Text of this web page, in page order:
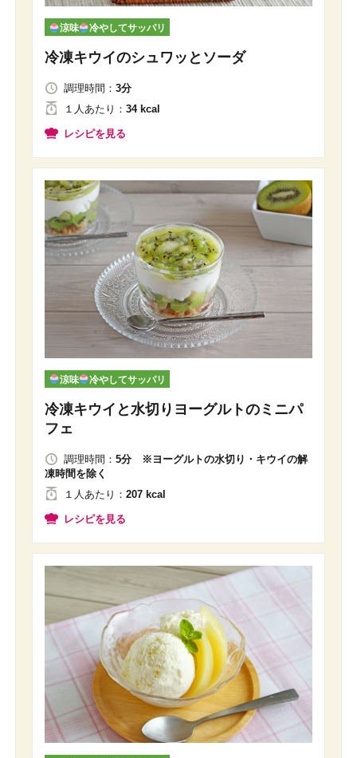
涼味 冷やしてサッパリ
冷凍キウイのシュワッとソーダ
調理時間： 3分
１人あたり ： 34 kcal
レシピを見る
涼味 冷やしてサッパリ
冷凍キウイと水切りヨーグルトのミニパ
フェ
調理時間： 5分 ※ヨーグルトの水切り・キウイの解
凍時間を除く
１人 あたり ： 207 kcal
レシピを見る